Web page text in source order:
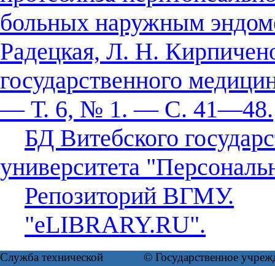
больных наружным
Радецкая, Л. Н.
государственного
— Т. 6, № 1. — С. 41—48.
БД Витебского
университета
Репозиторий ВГМУ.
"eLIBRARY.RU".
Служба технической
© Государственное